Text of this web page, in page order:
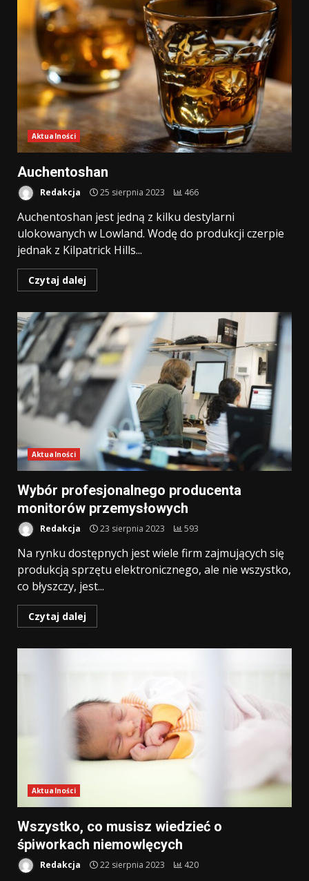
Aktualności
Auchentoshan
Redakcja 25 sierpnia 2023 466
Auchentoshan jest jedną z kilku destylarni
ulokowanych w Lowland. Wodę do produkcji czerpie
jednak z Kilpatrick Hills...
Czytaj dalej
Aktualności
Wybór profesjonalnego producenta
monitorów przemysłowych
Redakcja 23 sierpnia 2023 593
Na rynku dostępnych jest wiele firm zajmujących się
produkcją sprzętu elektronicznego, ale nie wszystko,
co błyszczy, jest...
Czytaj dalej
Aktualności
Wszystko, co musisz wiedzieć o
śpiworkach niemowlęcych
Redakcja 22 sierpnia 2023 420